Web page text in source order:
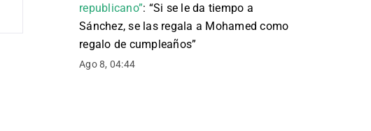
republicano”: “Si se le da tiempo a
Sánchez, se las regala a Mohamed como
regalo de cumpleaños”
Ago 8, 04:44